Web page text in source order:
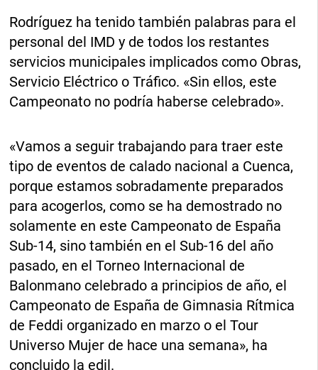
Rodríguez ha tenido también palabras para el
personal del IMD y de todos los restantes
servicios municipales implicados como Obras,
Servicio Eléctrico o Tráfico. «Sin ellos, este
Campeonato no podría haberse celebrado».
«Vamos a seguir trabajando para traer este
tipo de eventos de calado nacional a Cuenca,
porque estamos sobradamente preparados
para acogerlos, como se ha demostrado no
solamente en este Campeonato de España
Sub-14, sino también en el Sub-16 del año
pasado, en el Torneo Internacional de
Balonmano celebrado a principios de año, el
Campeonato de España de Gimnasia Rítmica
de Feddi organizado en marzo o el Tour
Universo Mujer de hace una semana», ha
concluido la edil.